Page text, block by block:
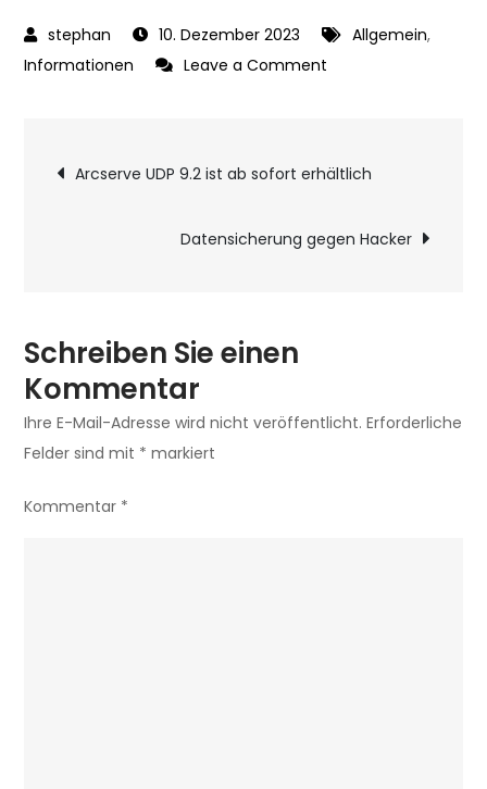
10. Dezember 2023 Allgemein,
Informationen
Leave a Comment
Arcserve UDP 9.2 ist ab sofort erhältlich
Datensicherung gegen Hacker
Schreiben Sie einen
Kommentar
Ihre E-Mail-Adresse wird nicht veröffentlicht. Erforderliche
Felder sind mit * markiert
Kommentar *